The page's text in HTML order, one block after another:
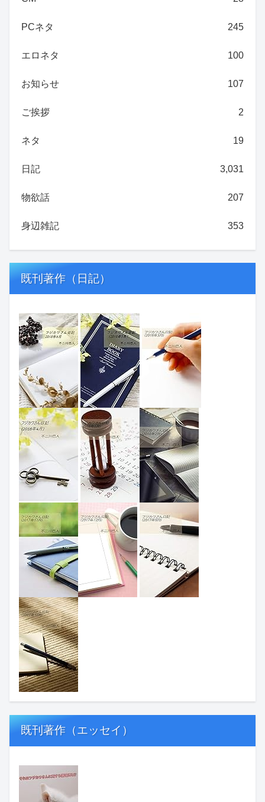
PCネタ 245
エロネタ 100
お知らせ 107
ご挨拶 2
ネタ 19
日記 3,031
物欲話 207
身辺雑記 353
既刊著作（日記）
既刊著作（エッセイ）